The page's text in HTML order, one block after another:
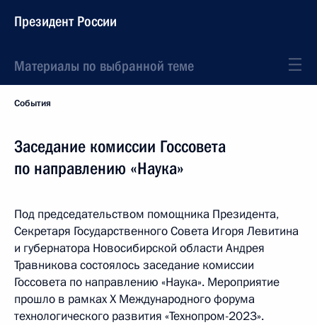
Президент России
Материалы по выбранной теме
События
Заседание комиссии Госсовета
по направлению «Наука»
Под председательством помощника Президента,
Секретаря Государственного Совета Игоря Левитина
и губернатора Новосибирской области Андрея
Травникова состоялось заседание комиссии
Госсовета по направлению «Наука». Мероприятие
прошло в рамках X Международного форума
технологического развития «Технопром-2023».